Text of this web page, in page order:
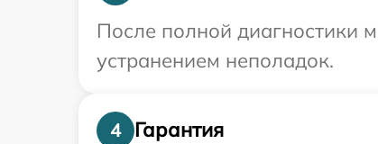
После полной диагностики
устранением неполадок.
4
Гарантия